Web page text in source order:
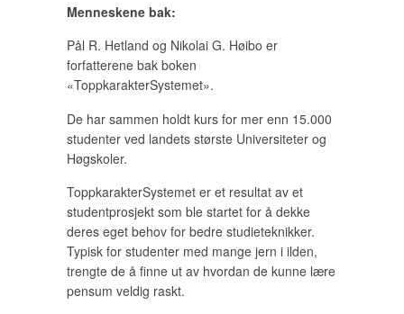
Menneskene bak:
Pål R. Hetland og Nikolai G. Høibo er
forfatterene bak boken
«ToppkarakterSystemet».
De har sammen holdt kurs for mer enn 15.000
studenter ved landets største Universiteter og
Høgskoler.
ToppkarakterSystemet er et resultat av et
studentprosjekt som ble startet for å dekke
deres eget behov for bedre studieteknikker.
Typisk for studenter med mange jern i ilden,
trengte de å finne ut av hvordan de kunne lære
pensum veldig raskt.